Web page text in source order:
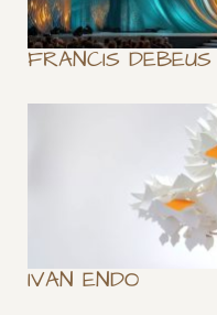
FRANCIS DEBEUS
IVAN ENDO